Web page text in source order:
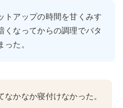
トアップの時間を甘くみす
くなってからの調理でバタ
った。
なかなか寝付けなかった。